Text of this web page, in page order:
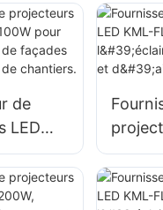
de
LED
de
KML-
pour